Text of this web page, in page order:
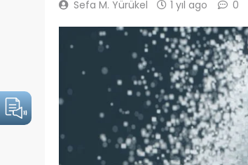
Sefa M. Yürükel 1 yıl ago 0